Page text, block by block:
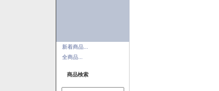
新着商品...
全商品...
商品検索